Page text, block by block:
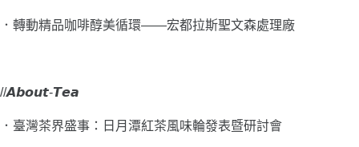
． 轉動精品咖啡醇美循環――宏都拉斯聖文森處理廠
//𝘼𝙗𝙤𝙪𝙩-𝙏𝙚𝙖
． 臺灣茶界盛事： 日月潭紅茶風味輪發表暨研討會